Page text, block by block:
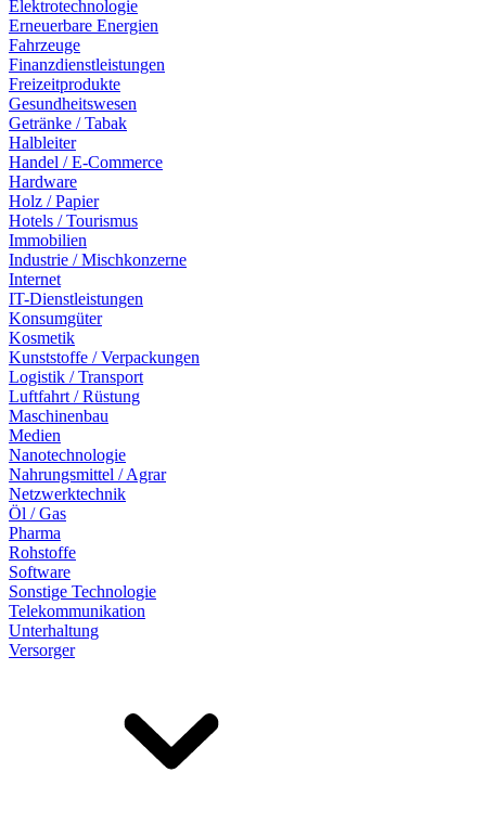
Elektrotechnologie
Erneuerbare Energien
Fahrzeuge
Finanzdienstleistungen
Freizeitprodukte
Gesundheitswesen
Getränke / Tabak
Halbleiter
Handel / E-Commerce
Hardware
Holz / Papier
Hotels / Tourismus
Immobilien
Industrie / Mischkonzerne
Internet
IT-Dienstleistungen
Konsumgüter
Kosmetik
Kunststoffe / Verpackungen
Logistik / Transport
Luftfahrt / Rüstung
Maschinenbau
Medien
Nanotechnologie
Nahrungsmittel / Agrar
Netzwerktechnik
Öl / Gas
Pharma
Rohstoffe
Software
Sonstige Technologie
Telekommunikation
Unterhaltung
Versorger